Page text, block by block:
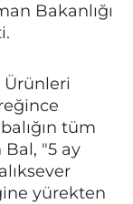
Bakanlığı
Ürünleri
tüm
Bal, "5 ay
yürekten